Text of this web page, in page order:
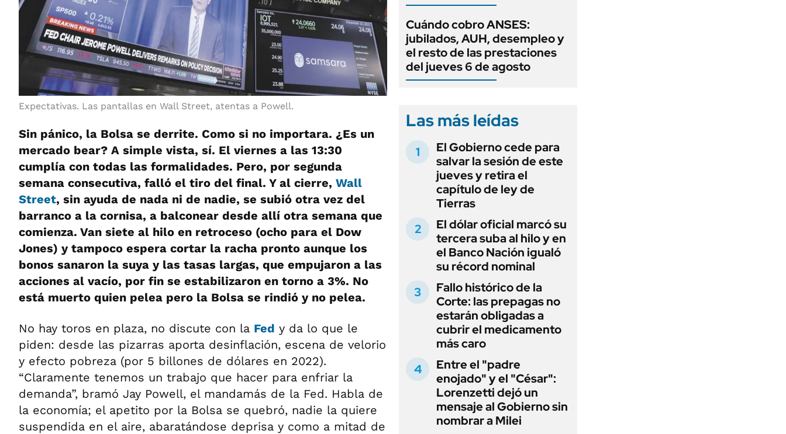
Expectativas. Las pantallas en Wall Street, atentas a Powell.
Sin pánico, la Bolsa se derrite. Como si no importara. ¿Es un
mercado bear? A simple vista, sí. El viernes a las 13:30
cumplía con todas las formalidades. Pero, por segunda
semana consecutiva, falló el tiro del final. Y al cierre, Wall
Street, sin ayuda de nada ni de nadie, se subió otra vez del
barranco a la cornisa, a balconear desde allí otra semana que
comienza. Van siete al hilo en retroceso (ocho para el Dow
Jones) y tampoco espera cortar la racha pronto aunque los
bonos sanaron la suya y las tasas largas, que empujaron a las
acciones al vacío, por fin se estabilizaron en torno a 3%. No
está muerto quien pelea pero la Bolsa se rindió y no pelea.
No hay toros en plaza, no discute con la Fed y da lo que le
piden: desde las pizarras aporta desinflación, escena de velorio
y efecto pobreza (por 5 billones de dólares en 2022).
“Claramente tenemos un trabajo que hacer para enfriar la
demanda”, bramó Jay Powell, el mandamás de la Fed. Habla de
la economía; el apetito por la Bolsa se quebró, nadie la quiere
suspendida en el aire, abaratándose deprisa y como a mitad de
Cuándo cobro ANSES:
jubilados, AUH, desempleo y
el resto de las prestaciones
del jueves 6 de agosto
Las más leídas
El Gobierno cede para
salvar la sesión de este
jueves y retira el
capítulo de ley de
Tierras
El dólar oficial marcó su
tercera suba al hilo y en
el Banco Nación igualó
su récord nominal
Fallo histórico de la
Corte: las prepagas no
estarán obligadas a
cubrir el medicamento
más caro
Entre el "padre
enojado" y el "César":
Lorenzetti dejó un
mensaje al Gobierno sin
nombrar a Milei